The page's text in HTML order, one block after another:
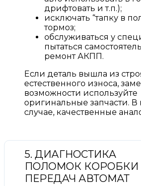
дрифтовать и т.п.);
исключать “тапку в
тормоз;
обслуживаться у
пытаться
ремонт АКПП.
Если деталь вышла из
естественного износа,
возможности используйте
оригинальные запчасти. В
случае, качественные
5. ДИАГНОСТИКА
ПОЛОМОК КОРОБКИ
ПЕРЕДАЧ АВТОМАТ